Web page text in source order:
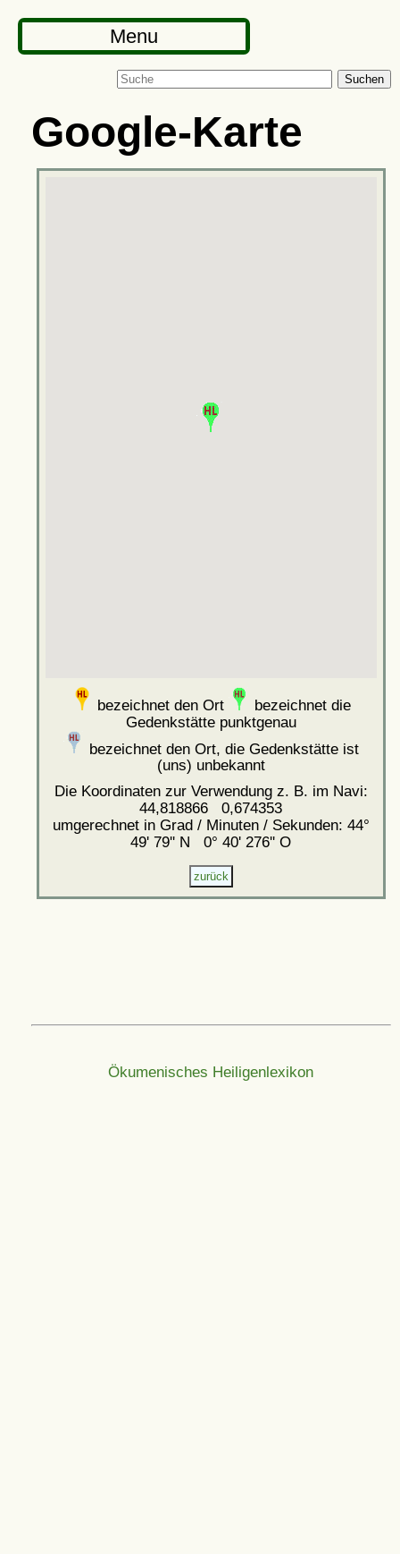
Menu
Suchen
Google-Karte
bezeichnet den Ort
bezeichnet die
Gedenkstätte punktgenau
bezeichnet den Ort, die Gedenkstätte ist
(uns) unbekannt
Die Koordinaten zur Verwendung z. B. im Navi:
44,818866 0,674353
umgerechnet in Grad / Minuten / Sekunden: 44°
49' 79'' N 0° 40' 276'' O
Ökumenisches Heiligenlexikon